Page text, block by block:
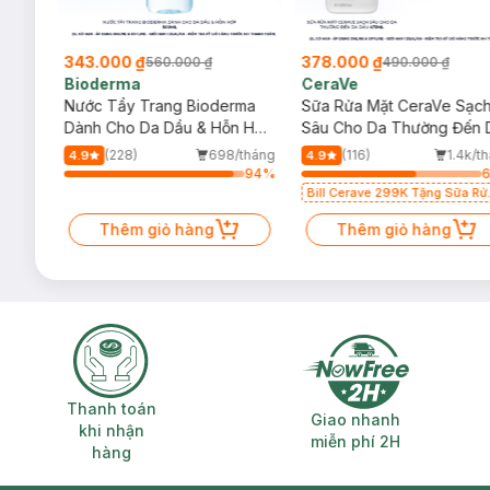
181.000 ₫289.000 ₫
L'Oreal
Nước Tẩy Trang L'Oreal Làm
Sạch Sâu Trang Điểm 400ml
4.8 (298)
734/tháng
64%
Thêm giỏ hàng
275.000 ₫590.000 ₫
Cocoon
Combo 2 Nước Tẩy Trang
Đao Cocoon Làm Sạch &
Giảm Dầu 500ml
5.0 (57)
1.4k/
Thêm giỏ hàng
Thanh toán khi nhận hàng
Thanh toán
khi nhận
hàng
Giao nhanh
Giao nhanh
miễn phí 2H